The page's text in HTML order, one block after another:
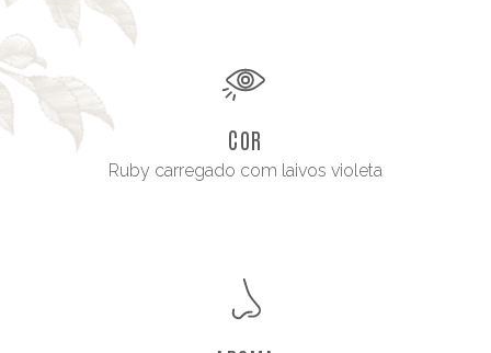
COR
Ruby carregado com laivos violeta